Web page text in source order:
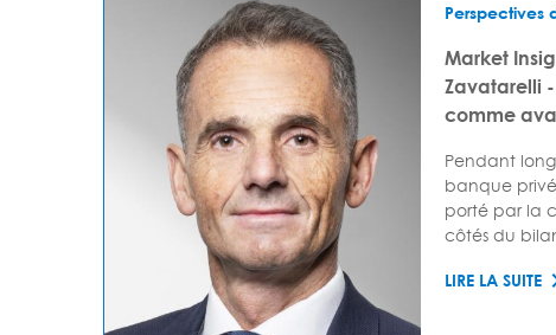
Perspectives
Market
Zavatarelli
comme
Pendant
banque
porté par la
côtés du
LIRE LA SUITE